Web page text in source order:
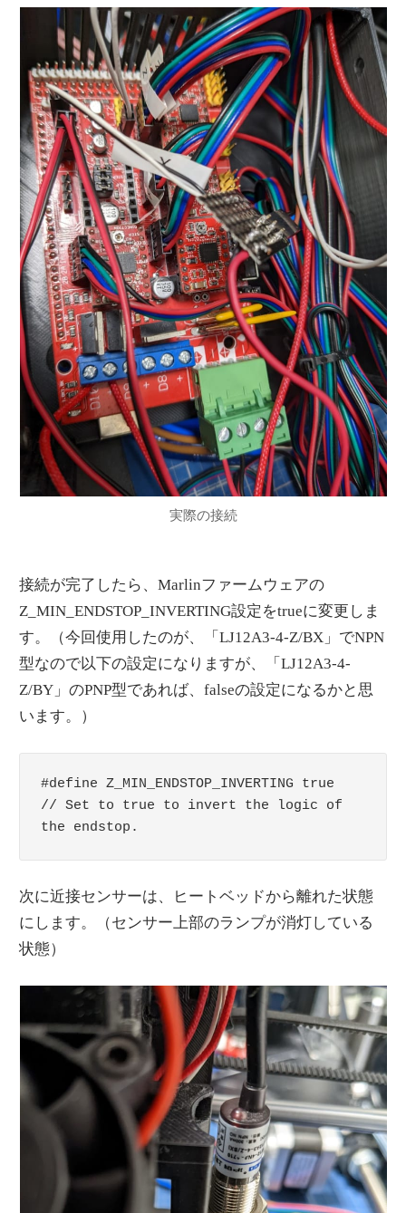
実際の接続
接続が完了したら、Marlinファームウェアの
Z_MIN_ENDSTOP_INVERTING設定をtrueに変更しま
す。（今回使用したのが、「LJ12A3-4-Z/BX」でNPN
型なので以下の設定になりますが、「LJ12A3-4-
Z/BY」のPNP型であれば、falseの設定になるかと思
います。）
#define Z_MIN_ENDSTOP_INVERTING true
// Set to true to invert the logic of
the endstop.
次に近接センサーは、ヒートベッドから離れた状態
にします。（センサー上部のランプが消灯している
状態）